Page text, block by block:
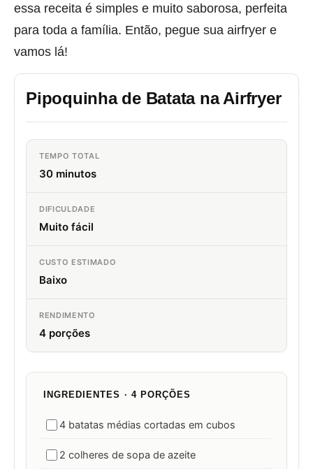
essa receita é simples e muito saborosa, perfeita
para toda a família. Então, pegue sua airfryer e
vamos lá!
Pipoquinha de Batata na Airfryer
TEMPO TOTAL
30 minutos
DIFICULDADE
Muito fácil
CUSTO ESTIMADO
Baixo
RENDIMENTO
4 porções
INGREDIENTES · 4 PORÇÕES
4 batatas médias cortadas em cubos
2 colheres de sopa de azeite